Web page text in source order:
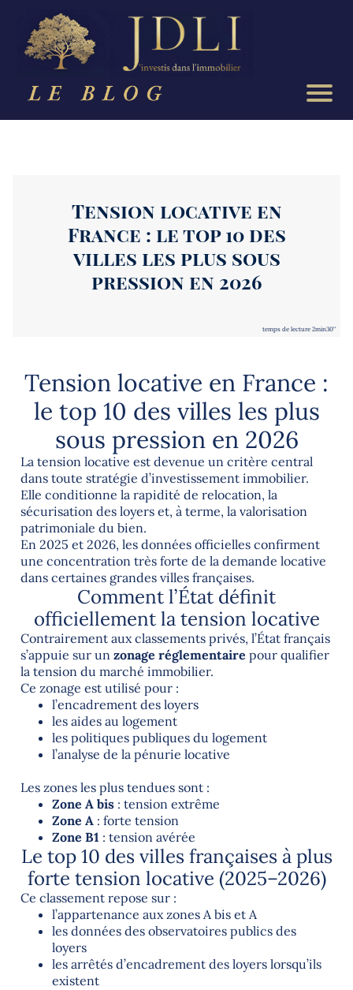
ueil
Arti
Tension locative en
France : le top 10 des
villes les plus sous
pression en 2026
temps de lecture 2min30''
Tension locative en France :
le top 10 des villes les plus
sous pression en 2026
La tension locative est devenue un critère central
dans toute stratégie d’investissement immobilier.
Elle conditionne la rapidité de relocation, la
sécurisation des loyers et, à terme, la valorisation
patrimoniale du bien.
En 2025 et 2026, les données officielles confirment
une concentration très forte de la demande locative
dans certaines grandes villes françaises.
Comment l’État définit
officiellement la tension locative
Contrairement aux classements privés, l’État français
s’appuie sur un zonage réglementaire pour qualifier
la tension du marché immobilier.
Ce zonage est utilisé pour :
l’encadrement des loyers
les aides au logement
les politiques publiques du logement
l’analyse de la pénurie locative
Les zones les plus tendues sont :
Zone A bis : tension extrême
Zone A : forte tension
Zone B1 : tension avérée
Le top 10 des villes françaises à plus
forte tension locative (2025–2026)
Ce classement repose sur :
l’appartenance aux zones A bis et A
les données des observatoires publics des
loyers
les arrêtés d’encadrement des loyers lorsqu’ils
existent